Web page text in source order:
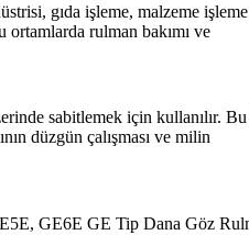
gıda işleme, malzeme
ortamlarda rulman bakımı ve
sabitlemek için kullanılır.
düzgün çalışması ve milin
GE6E GE Tip Dana Göz